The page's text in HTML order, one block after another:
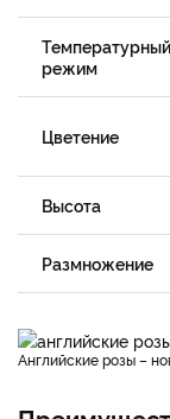
Температурный
режим
Цветение
Высота
Размножение
Английские розы –